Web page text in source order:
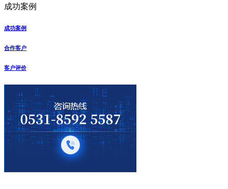
成功案例
成功案例
合作客户
客户评价